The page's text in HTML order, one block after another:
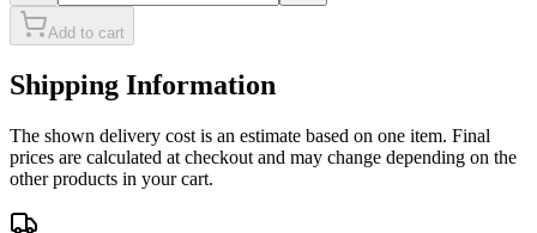
Add to cart
Shipping Information
The shown delivery cost is an estimate based on one item. Final
prices are calculated at checkout and may change depending on the
other products in your cart.